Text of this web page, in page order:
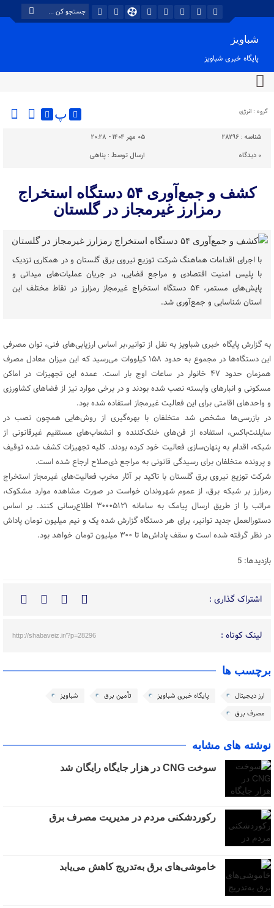
شباویز
پایگاه خبری شباویز
گروه : انرژی پ
شناسه : 28296
۰۵ مهر ۱۴۰۴ - ۲۰:۲۸
۰ دیدگاه ارسال توسط :پناهی
کشف و جمع‌آوری ۵۴ دستگاه استخراج
رمزارز غیرمجاز در گلستان
با اجرای اقدامات هماهنگ شرکت توزیع نیروی برق گلستان و در همکاری نزدیک
با پلیس امنیت اقتصادی و مراجع قضایی، در جریان عملیات‌های میدانی و
پایش‌های مستمر، ۵۴ دستگاه استخراج غیرمجاز رمزارز در نقاط مختلف این
استان شناسایی و جمع‌آوری شد.
به گزارش پایگاه خبری شباویز به نقل از توانیر،بر اساس ارزیابی‌های فنی، توان مصرفی
این دستگاه‌ها در مجموع به حدود ۱۵۸ کیلووات می‌رسید که این میزان معادل مصرف
همزمان حدود ۴۷ خانوار در ساعات اوج بار است. عمده این تجهیزات در اماکن
مسکونی و انبارهای وابسته نصب شده بودند و در برخی موارد نیز از فضاهای کشاورزی
و واحدهای اقامتی برای این فعالیت غیرمجاز استفاده شده بود.
در بازرسی‌ها مشخص شد متخلفان با بهره‌گیری از روش‌هایی همچون نصب در
سایلنت‌باکس، استفاده از فن‌های خنک‌کننده و انشعاب‌های مستقیم غیرقانونی از
شبکه، اقدام به پنهان‌سازی فعالیت خود کرده بودند. کلیه تجهیزات کشف‌ شده توقیف
و پرونده متخلفان برای رسیدگی قانونی به مراجع ذی‌صلاح ارجاع شده است.
شرکت توزیع نیروی برق گلستان با تاکید بر آثار مخرب فعالیت‌های غیرمجاز استخراج
رمزارز بر شبکه برق، از عموم شهروندان خواست در صورت مشاهده موارد مشکوک،
مراتب را از طریق ارسال پیامک به سامانه ۳۰۰۰۵۱۲۱ اطلاع‌رسانی کنند. بر اساس
دستورالعمل جدید توانیر، برای هر دستگاه گزارش‌ شده یک و نیم میلیون تومان پاداش
در نظر گرفته شده است و سقف پاداش‌ها تا ۳۰۰ میلیون تومان خواهد بود.
بازدیدها: 5
اشتراک گذاری :
لینک کوتاه : http://shabaveiz.ir/?p=28296
برچسب ها
ارز دیجیتال پایگاه خبری شباویز تأمین برق
شباویز
مصرف برق
نوشته های مشابه
سوخت CNG در هزار جایگاه رایگان شد
رکوردشکنی مردم در مدیریت مصرف برق
خاموشی‌های برق به‌تدریج کاهش می‌یابد